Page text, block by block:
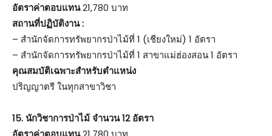
อัตราค่าตอบแทน21,780 บาท
สถานที่ปฏิบัติงาน :
– สำนักจัดการทรัพยากรป่าไม้ที่ 1 (เชียงใหม่) 1 อัตรา
– สำนักจัดการทรัพยากรป่าไม้ที่ 1 สาขาแม่ฮ่องสอน 1 อัตรา
คุณสมบัติเฉพาะสำหรับตำแหน่ง
ปริญญาตรี ในทุกสาขาวิชา
15. นักวิชาการป่าไม้ จำนวน 12 อัตรา